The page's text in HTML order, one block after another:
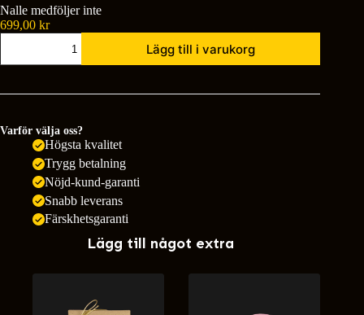
Nalle medföljer inte
699,00 kr
världen
Lägg till i varukorg
Varför välja oss?
Högsta kvalitet
Trygg betalning
Nöjd-kund-garanti
Snabb leverans
Färskhetsgaranti
Lägg till något extra